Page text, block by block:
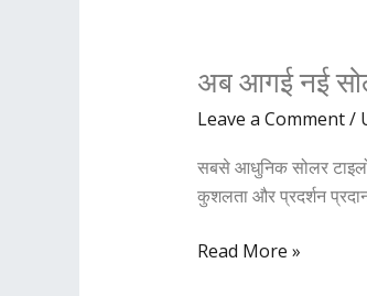
बुक!
अब आगई नई
Leave a Comment/
सबसे आधुनिक सोलर टाइलों
कुशलता और प्रदर्शन
अब
आगई
सोलर
टाइल
जिसके
Read More »